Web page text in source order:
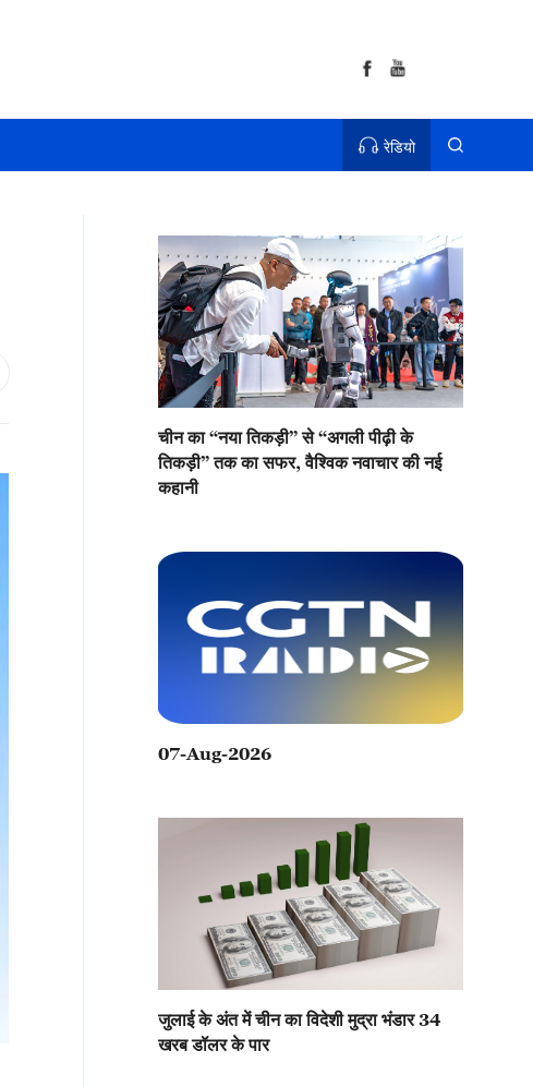
रेडियो
चीन का “नया तिकड़ी” से “अगली पीढ़ी के
तिकड़ी” तक का सफर, वैश्विक नवाचार की नई
कहानी
07-Aug-2026
जुलाई के अंत में चीन का विदेशी मुद्रा भंडार 34
खरब डॉलर के पार